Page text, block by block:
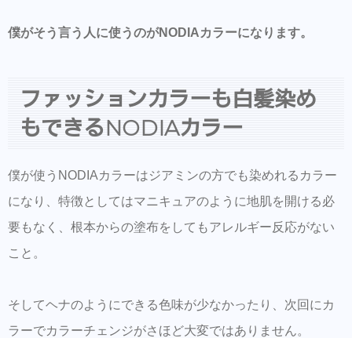
僕がそう言う人に使うのがNODIAカラーになります。
ファッションカラーも白髪染め
もできるNODIAカラー
僕が使うNODIAカラーはジアミンの方でも染めれるカラー
になり、特徴としてはマニキュアのように地肌を開ける必
要もなく、根本からの塗布をしてもアレルギー反応がない
こと。
そしてヘナのようにできる色味が少なかったり、次回にカ
ラーでカラーチェンジがさほど大変ではありません。